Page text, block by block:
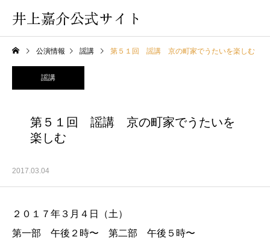
井上嘉介公式サイト
公演情報 謡講 第５１回 謡講 京の町家でうたいを楽しむ
謡講
第５１回 謡講 京の町家でうたいを
楽しむ
2017.03.04
２０１７年３月４日（土）
第一部 午後２時〜 第二部 午後５時〜